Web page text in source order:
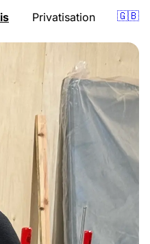
Privatisation 🇬🇧